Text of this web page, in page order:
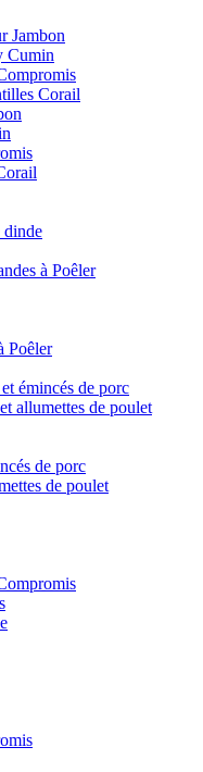
Jambon
Cumin
Corail
dinde
à Poêler
Poêler
émincés de porc
allumettes de poulet
de porc
de poulet